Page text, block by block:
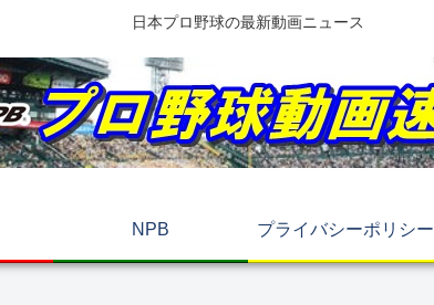
日本プロ野球の最新動画ニュース
NPB プライバシーポリシー